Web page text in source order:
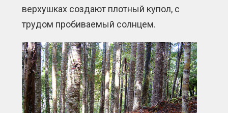
верхушках создают плотный купол, с
трудом пробиваемый солнцем.